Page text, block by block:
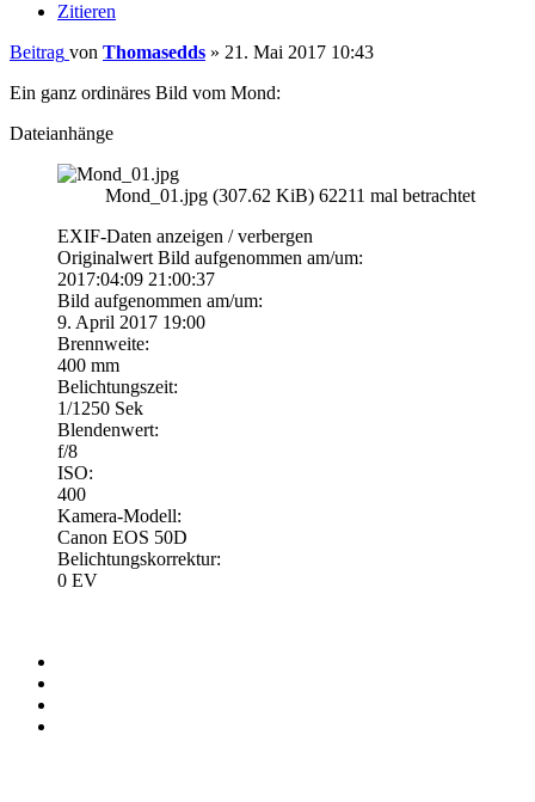
Zitieren
Beitrag von Thomasedds » 21. Mai 2017 10:43
Ein ganz ordinäres Bild vom Mond:
Dateianhänge
Mond_01.jpg (307.62 KiB) 62211 mal betrachtet
EXIF-Daten anzeigen / verbergen
Originalwert Bild aufgenommen am/um:
2017:04:09 21:00:37
Bild aufgenommen am/um:
9. April 2017 19:00
Brennweite:
400 mm
Belichtungszeit:
1/1250 Sek
Blendenwert:
f/8
ISO:
400
Kamera-Modell:
Canon EOS 50D
Belichtungskorrektur:
0 EV